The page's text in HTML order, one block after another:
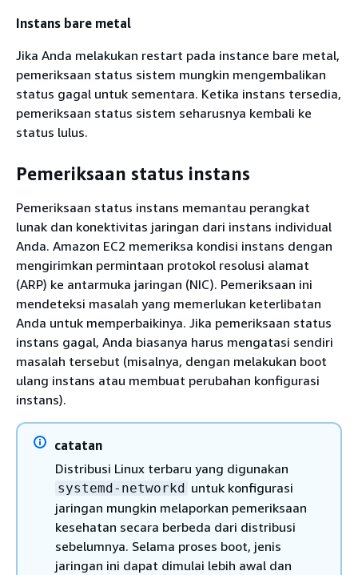
Instans bare metal
Jika Anda melakukan restart pada instance bare metal,
pemeriksaan status sistem mungkin mengembalikan
status gagal untuk sementara. Ketika instans tersedia,
pemeriksaan status sistem seharusnya kembali ke
status lulus.
Pemeriksaan status instans
Pemeriksaan status instans memantau perangkat
lunak dan konektivitas jaringan dari instans individual
Anda. Amazon EC2 memeriksa kondisi instans dengan
mengirimkan permintaan protokol resolusi alamat
(ARP) ke antarmuka jaringan (NIC). Pemeriksaan ini
mendeteksi masalah yang memerlukan keterlibatan
Anda untuk memperbaikinya. Jika pemeriksaan status
instans gagal, Anda biasanya harus mengatasi sendiri
masalah tersebut (misalnya, dengan melakukan boot
ulang instans atau membuat perubahan konfigurasi
instans).
catatan
Distribusi Linux terbaru yang digunakan
systemd-networkd untuk konfigurasi
jaringan mungkin melaporkan pemeriksaan
kesehatan secara berbeda dari distribusi
sebelumnya. Selama proses boot, jenis
jaringan ini dapat dimulai lebih awal dan